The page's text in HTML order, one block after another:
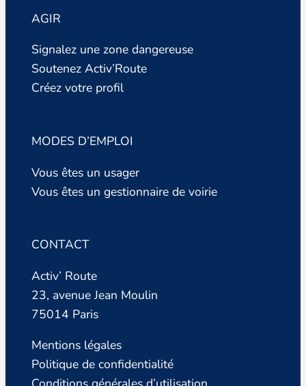
AGIR
Signalez une zone dangereuse
Soutenez Activ’Route
Créez votre profil
MODES D’EMPLOI
Vous êtes un usager
Vous êtes un gestionnaire de voirie
CONTACT
Activ’ Route
23, avenue Jean Moulin
75014 Paris
Mentions légales
Politique de confidentialité